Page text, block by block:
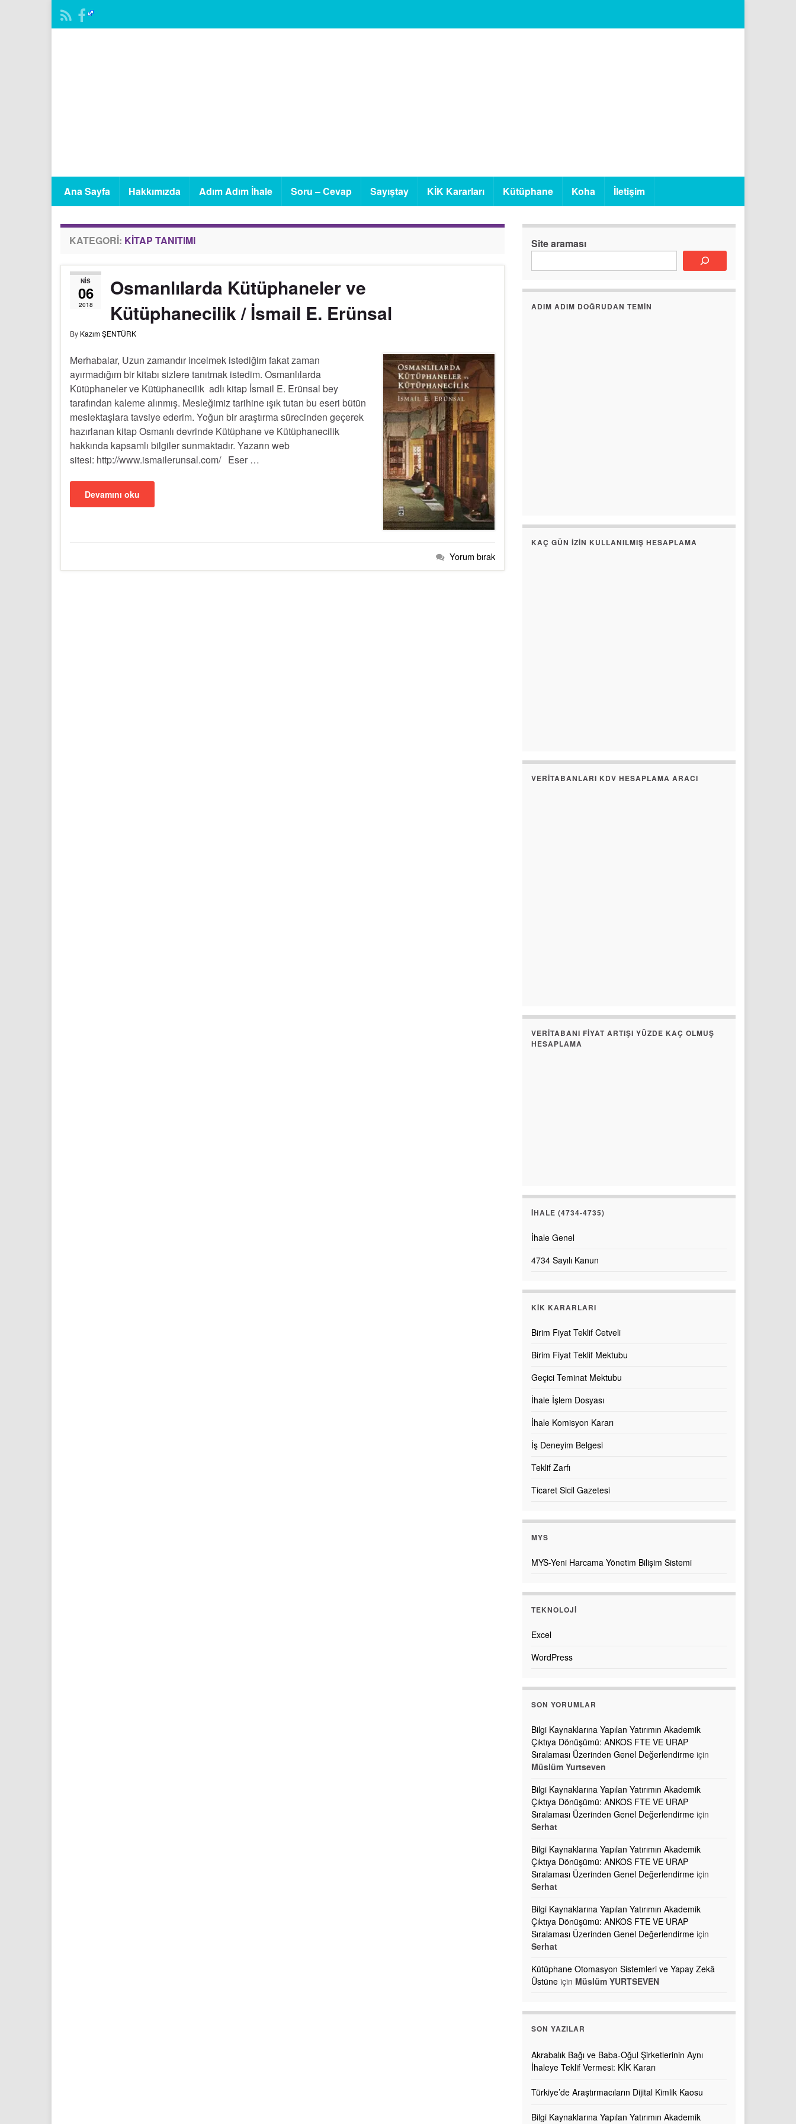
Ana Sayfa Hakkımızda Adım Adım İhale Soru – Cevap Sayıştay KİK Kararları Kütüphane Koha İletişim
KATEGORI: KITAP TANITIMI
NIS
06
2018
Osmanlılarda Kütüphaneler ve
Kütüphanecilik / İsmail E. Erünsal
By Kazım ŞENTÜRK
Merhabalar, Uzun zamandır incelmek istediğim fakat zaman
ayırmadığım bir kitabı sizlere tanıtmak istedim. Osmanlılarda
Kütüphaneler ve Kütüphanecilik adlı kitap İsmail E. Erünsal bey
tarafından kaleme alınmış. Mesleğimiz tarihine ışık tutan bu eseri bütün
meslektaşlara tavsiye ederim. Yoğun bir araştırma sürecinden geçerek
hazırlanan kitap Osmanlı devrinde Kütüphane ve Kütüphanecilik
hakkında kapsamlı bilgiler sunmaktadır. Yazarın web
sitesi: http://www.ismailerunsal.com/ Eser …
Devamını oku
Yorum bırak
Site araması
ADIM ADIM DOĞRUDAN TEMIN
KAÇ GÜN İZIN KULLANILMIŞ HESAPLAMA
VERITABANLARI KDV HESAPLAMA ARACI
VERITABANI FIYAT ARTIŞI YÜZDE KAÇ OLMUŞ
HESAPLAMA
İHALE (4734-4735)
İhale Genel
4734 Sayılı Kanun
KİK KARARLARI
Birim Fiyat Teklif Cetveli
Birim Fiyat Teklif Mektubu
Geçici Teminat Mektubu
İhale İşlem Dosyası
İhale Komisyon Kararı
İş Deneyim Belgesi
Teklif Zarfı
Ticaret Sicil Gazetesi
MYS
MYS-Yeni Harcama Yönetim Bilişim Sistemi
TEKNOLOJI
Excel
WordPress
SON YORUMLAR
Bilgi Kaynaklarına Yapılan Yatırımın Akademik
Çıktıya Dönüşümü: ANKOS FTE VE URAP
Sıralaması Üzerinden Genel Değerlendirme için
Müslüm Yurtseven
Bilgi Kaynaklarına Yapılan Yatırımın Akademik
Çıktıya Dönüşümü: ANKOS FTE VE URAP
Sıralaması Üzerinden Genel Değerlendirme için
Serhat
Bilgi Kaynaklarına Yapılan Yatırımın Akademik
Çıktıya Dönüşümü: ANKOS FTE VE URAP
Sıralaması Üzerinden Genel Değerlendirme için
Serhat
Bilgi Kaynaklarına Yapılan Yatırımın Akademik
Çıktıya Dönüşümü: ANKOS FTE VE URAP
Sıralaması Üzerinden Genel Değerlendirme için
Serhat
Kütüphane Otomasyon Sistemleri ve Yapay Zekâ
Üstüne için Müslüm YURTSEVEN
SON YAZILAR
Akrabalık Bağı ve Baba-Oğul Şirketlerinin Aynı
İhaleye Teklif Vermesi: KİK Kararı
Türkiye’de Araştırmacıların Dijital Kimlik Kaosu
Bilgi Kaynaklarına Yapılan Yatırımın Akademik